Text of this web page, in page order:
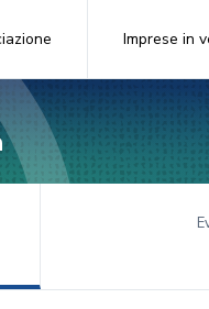
Imprese in